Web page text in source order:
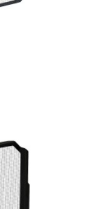
Rapida